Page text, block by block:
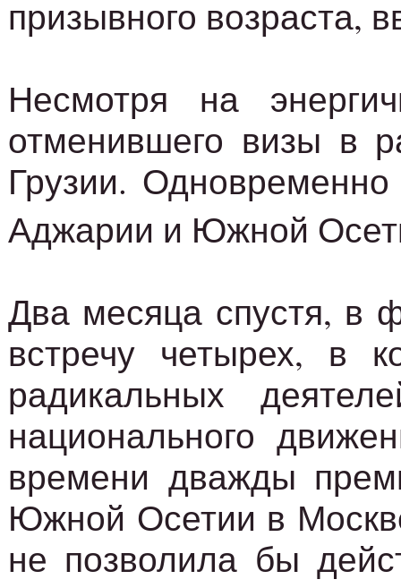
призывного возраста,
Несмотря на
отменившего визы в
Грузии.
Аджарии и Южной
Два месяца спустя, в
встречу четырех, в
радикальных
национального
времени дважды
Южной Осетии в
не позволила бы